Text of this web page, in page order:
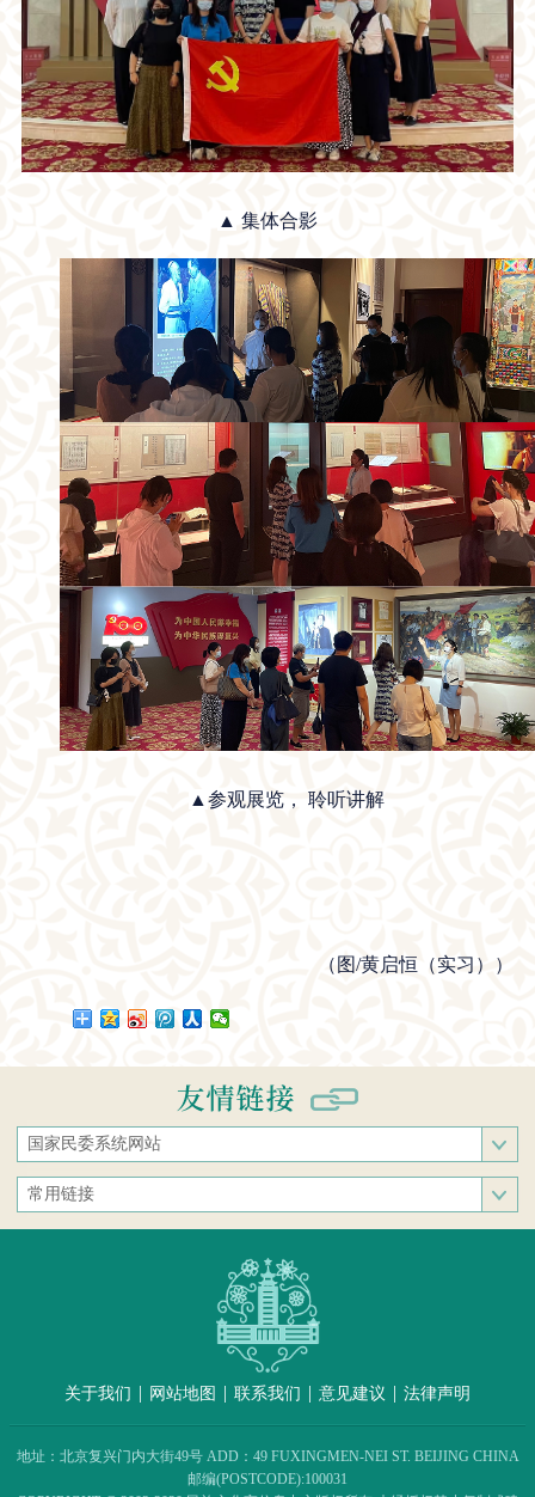
▲ 集体合影
▲参观展览， 聆听讲解
（ 图/黄启恒（实习） ）
国家民委系统网站
国家民族事务委员会
中央民族大学
中央民族歌舞团
常用链接
中央统战部
关于我们 | 网站地图 | 联系我们 | 意见建议 | 法律声明
地址：北京复兴门内大街49号 ADD：49 FUXINGMEN-NEI ST. BEIJING CHINA
邮编(POSTCODE):100031